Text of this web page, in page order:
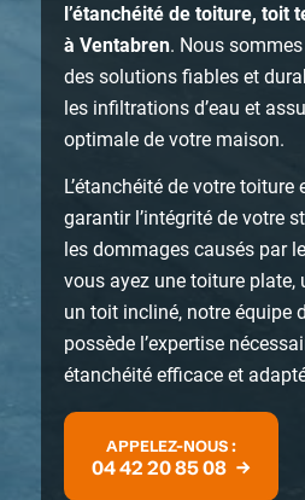
l’étanchéité de toiture, toit
à Ventabren. Nous
des solutions fiables et
les infiltrations d’eau et
optimale de votre maison.
L’étanchéité de votre
garantir l’intégrité de votre
les dommages causés par
vous ayez une toiture plate,
un toit incliné, notre équipe
possède l’expertise
étanchéité efficace et
APPELEZ-NOUS :
04 42 20 85 08